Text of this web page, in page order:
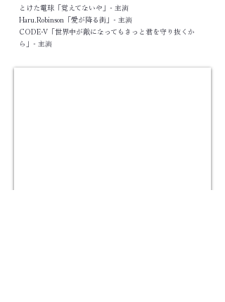
とけた電球「覚えてないや」- 主演
Haru.Robinson「愛が降る街」- 主演
CODE-V「世界中が敵になってもきっと君を守り抜くか
ら」- 主演